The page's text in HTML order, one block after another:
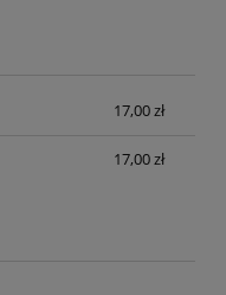
płatności
17,00 zł
17,00 zł